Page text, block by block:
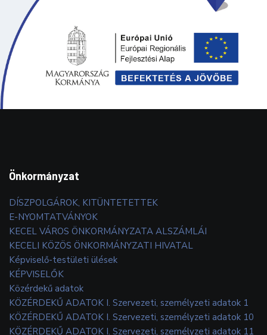
Önkormányzat
DÍSZPOLGÁROK, KITÜNTETETTEK
E-NYOMTATVÁNYOK
KECEL VÁROS ÖNKORMÁNYZATA ALSZÁMLÁI
KECELI KÖZÖS ÖNKORMÁNYZATI HIVATAL
Képviselő-testületi ülések
KÉPVISELŐK
Közérdekű adatok
KÖZÉRDEKŰ ADATOK I. Szervezeti, személyzeti adatok 1
KÖZÉRDEKŰ ADATOK I. Szervezeti, személyzeti adatok 10
KÖZÉRDEKŰ ADATOK I. Szervezeti, személyzeti adatok 11